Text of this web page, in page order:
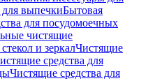
для выпечкиБытовая
для посудомоечных
чистящие
и зеркалЧистящие
средства для
Чистящие средства для